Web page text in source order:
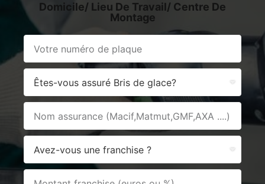
Domicile/ Lieu De Travail/ Centre De
Montage